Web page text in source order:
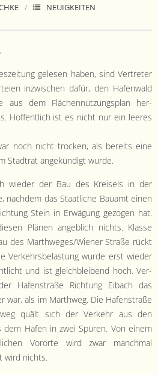
NEUIGKEITEN
gele­sen haben, sind Vertreter
inzwis­chen dafür, den Hafen­wald
aus dem Flächen­nutzungs­plan her­
Hof­fentlich ist es nicht nur ein leeres
noch nicht trock­en, als bere­its eine
Stad­trat angekündigt wurde.
wieder der Bau des Kreisels in der
nach­dem das Staatliche Bauamt einen
Stein in Erwä­gung gezo­gen hat.
Plä­nen ange­blich nichts. Klasse
des Marthweges/Wiener Straße rückt
Verkehrs­be­las­tung wurde erst wieder
und ist gle­ich­bleibend hoch. Ver­
Hafen­straße Rich­tung Eibach das
war, als im Marth­weg. Die Hafen­straße
quält sich der Verkehr aus den
Hafen in zwei Spuren. Von einem
Vororte wird zwar manch­mal
wird nichts.